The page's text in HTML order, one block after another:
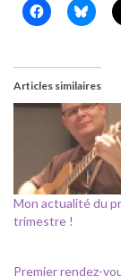
Articles similaires
Mon actualité du
trimestre !
Premier rendez-